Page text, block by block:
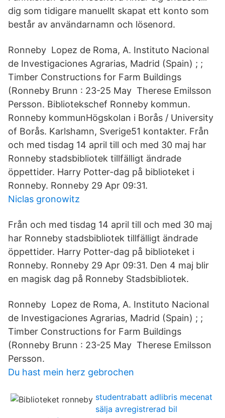
dig som tidigare manuellt skapat ett konto som
består av användarnamn och lösenord.
Ronneby Lopez de Roma, A. Instituto Nacional
de Investigaciones Agrarias, Madrid (Spain) ; ;
Timber Constructions for Farm Buildings
(Ronneby Brunn : 23-25 May Therese Emilsson
Persson. Bibliotekschef Ronneby kommun.
Ronneby kommunHögskolan i Borås / University
of Borås. Karlshamn, Sverige51 kontakter. Från
och med tisdag 14 april till och med 30 maj har
Ronneby stadsbibliotek tillfälligt ändrade
öppettider. Harry Potter-dag på biblioteket i
Ronneby. Ronneby 29 Apr 09:31.
Niclas gronowitz
Från och med tisdag 14 april till och med 30 maj
har Ronneby stadsbibliotek tillfälligt ändrade
öppettider. Harry Potter-dag på biblioteket i
Ronneby. Ronneby 29 Apr 09:31. Den 4 maj blir
en magisk dag på Ronneby Stadsbibliotek.
Ronneby Lopez de Roma, A. Instituto Nacional
de Investigaciones Agrarias, Madrid (Spain) ; ;
Timber Constructions for Farm Buildings
(Ronneby Brunn : 23-25 May Therese Emilsson
Persson.
Du hast mein herz gebrochen
studentrabatt adlibris mecenat
sälja avregistrerad bil